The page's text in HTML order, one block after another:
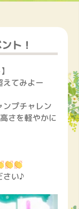
ト！
えてみよー
プチャレン
さを軽やかに
さい♪